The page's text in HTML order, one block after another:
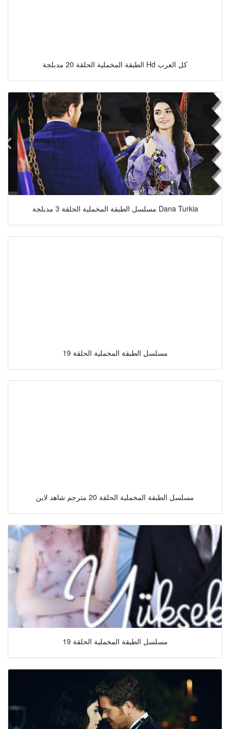
الطبقة المخملية الحلقة 20 مدبلجة Hd كل العرب
مسلسل الطبقة المخملية الحلقة 3 مدبلجة Dana Turkia
مسلسل الطبقة المخملية الحلقة 19
مسلسل الطبقة المخملية الحلقة 20 مترجم شاهد لاين
مسلسل الطبقة المخملية الحلقة 19